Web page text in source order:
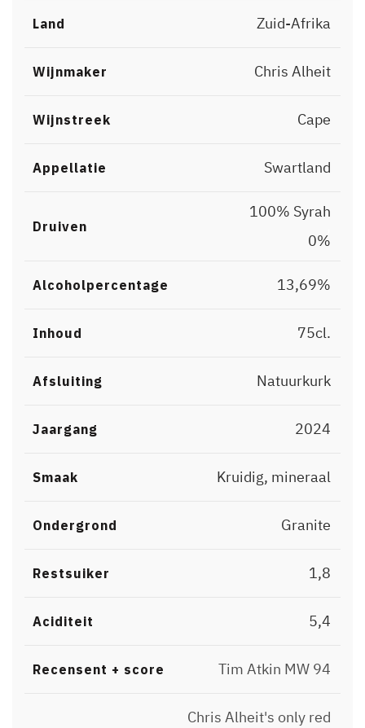
Land Zuid-Afrika
Wijnmaker Chris Alheit
Wijnstreek Cape
Appellatie Swartland
Druiven
0%
100% Syrah
Alcoholpercentage 13,69%
Inhoud 75cl.
Afsluiting Natuurkurk
Jaargang 2024
Smaak Kruidig, mineraal
Ondergrond Granite
Restsuiker 1,8
Aciditeit 5,4
Recensent + score Tim Atkin MW 94
Chris Alheit's only red